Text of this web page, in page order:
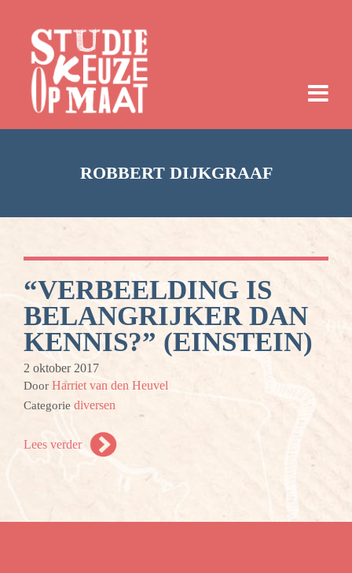
ROBBERT DIJKGRAAF
“VERBEELDING IS
BELANGRIJKER DAN
KENNIS?” (EINSTEIN)
2 oktober 2017
Door Harriet van den Heuvel
Categorie diversen
Lees verder